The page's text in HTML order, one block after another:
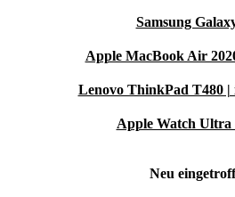
Samsung
Apple MacBook Air
Lenovo ThinkPad T480 |
Apple Watch Ultra
Neu